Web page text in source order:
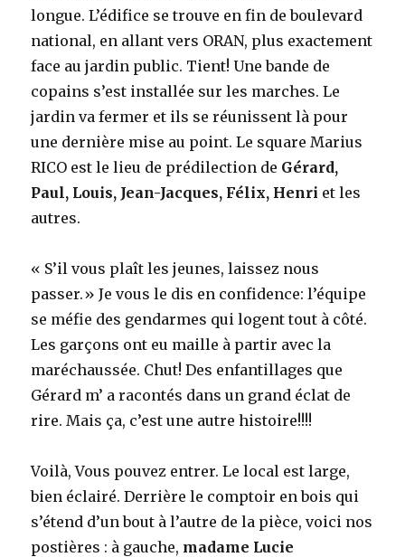
longue. L’édifice se trouve en fin de boulevard
national, en allant vers ORAN, plus exactement
face au jardin public. Tient! Une bande de
copains s’est installée sur les marches. Le
jardin va fermer et ils se réunissent là pour
une dernière mise au point. Le square Marius
RICO est le lieu de prédilection de Gérard,
Paul, Louis, Jean-Jacques, Félix, Henri et les
autres.
« S’il vous plaît les jeunes, laissez nous
passer.» Je vous le dis en confidence: l’équipe
se méfie des gendarmes qui logent tout à côté.
Les garçons ont eu maille à partir avec la
maréchaussée. Chut! Des enfantillages que
Gérard m’ a racontés dans un grand éclat de
rire. Mais ça, c’est une autre histoire!!!!
Voilà, Vous pouvez entrer. Le local est large,
bien éclairé. Derrière le comptoir en bois qui
s’étend d’un bout à l’autre de la pièce, voici nos
postières : à gauche, madame Lucie